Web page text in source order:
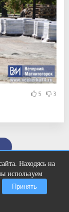
5 3
Находясь на
используем
Принять
но вы